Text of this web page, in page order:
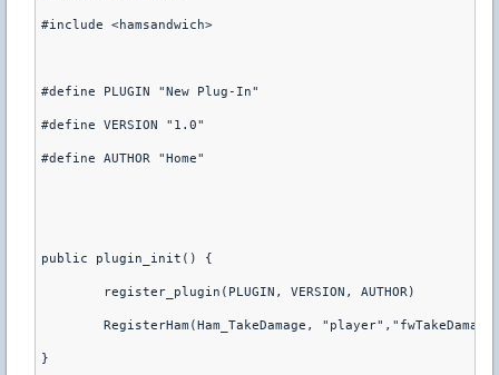
#include <hamsandwich>
#define PLUGIN "New Plug-In"
#define VERSION "1.0"
#define AUTHOR "Home"
public plugin_init() {
}